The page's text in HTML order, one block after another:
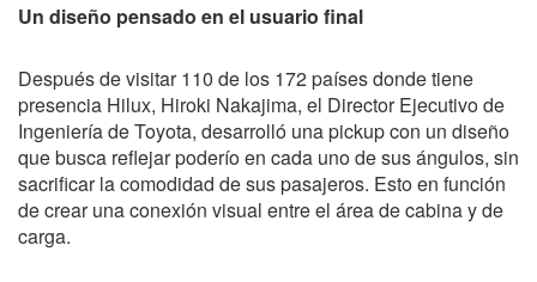
Un diseño pensado en el usuario final
Después de visitar 110 de los 172 países donde tiene
presencia Hilux, Hiroki Nakajima, el Director Ejecutivo de
Ingeniería de Toyota, desarrolló una pickup con un diseño
que busca reflejar poderío en cada uno de sus ángulos, sin
sacrificar la comodidad de sus pasajeros. Esto en función
de crear una conexión visual entre el área de cabina y de
carga.